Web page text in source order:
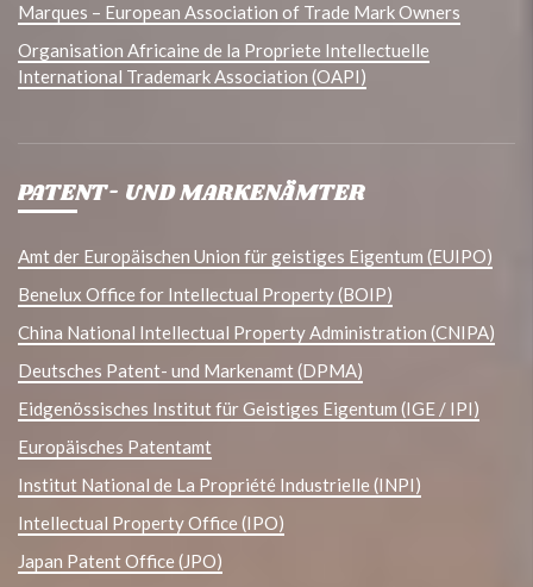
Marques – European Association of Trade Mark Owners
Organisation Africaine de la Propriete Intellectuelle
International Trademark Association (OAPI)
PATENT- UND MARKENÄMTER
Amt der Europäischen Union für geistiges Eigentum (EUIPO)
Benelux Office for Intellectual Property (BOIP)
China National Intellectual Property Administration (CNIPA)
Deutsches Patent- und Markenamt (DPMA)
Eidgenössisches Institut für Geistiges Eigentum (IGE / IPI)
Europäisches Patentamt
Institut National de La Propriété Industrielle (INPI)
Intellectual Property Office (IPO)
Japan Patent Office (JPO)